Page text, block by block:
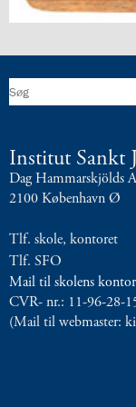
8.0:
Presse
9.0:
Bilingual
Institut Sankt
Dag Hammarskjölds
2100 København Ø
Tlf. skole, kontoret
Tlf. SFO
Mail til skolens
CVR- nr.: 11-96-28-
(Mail til webmaster: